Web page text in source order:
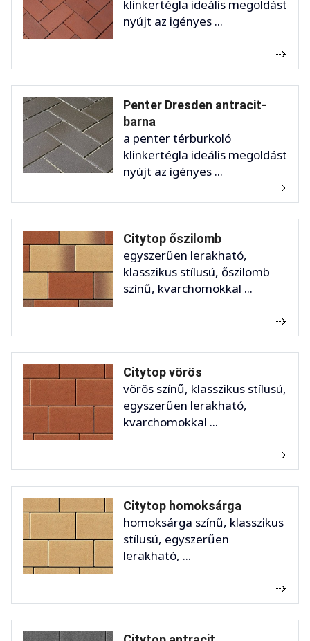
klinkertégla ideális megoldást
nyújt az igényes ...
Penter Dresden antracit-
barna
a penter térburkoló
klinkertégla ideális megoldást
nyújt az igényes ...
Citytop őszilomb
egyszerűen lerakható,
klasszikus stílusú, őszilomb
színű, kvarchomokkal ...
Citytop vörös
vörös színű, klasszikus stílusú,
egyszerűen lerakható,
kvarchomokkal ...
Citytop homoksárga
homoksárga színű, klasszikus
stílusú, egyszerűen
lerakható, ...